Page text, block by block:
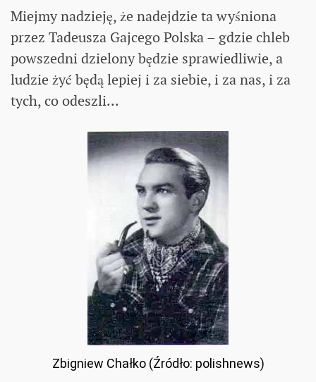
Miejmy nadzieję, że nadejdzie ta wyśniona
przez Tadeusza Gajcego Polska – gdzie chleb
powszedni dzielony będzie sprawiedliwie, a
ludzie żyć będą lepiej i za siebie, i za nas, i za
tych, co odeszli...
Zbigniew Chałko (Źródło: polishnews)